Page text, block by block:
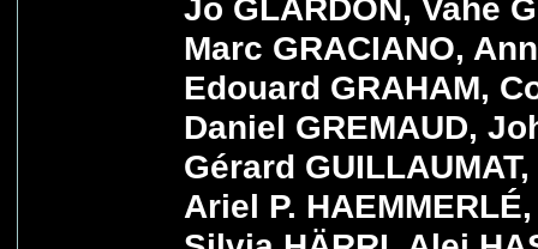
Jo GLARDON, Vahé
Marc GRACIANO,
Edouard GRAHAM,
Daniel GREMAUD,
Gérard
Ariel P.